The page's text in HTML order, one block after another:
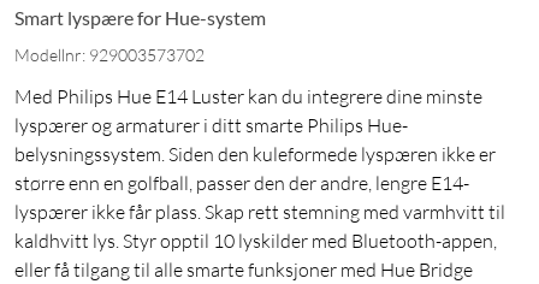
Smart lyspære for Hue-system
Modellnr: 929003573702
Med Philips Hue E14 Luster kan du integrere dine minste
lyspærer og armaturer i ditt smarte Philips Hue-
belysningssystem. Siden den kuleformede lyspæren ikke er
større enn en golfball, passer den der andre, lengre E14-
lyspærer ikke får plass. Skap rett stemning med varmhvitt til
kaldhvitt lys. Styr opptil 10 lyskilder med Bluetooth-appen,
eller få tilgang til alle smarte funksjoner med Hue Bridge